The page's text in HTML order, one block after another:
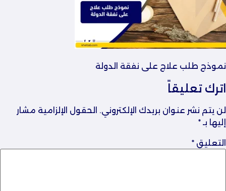
نموذج طلب علاج على نفقة الدولة
اترك تعليقاً
لن يتم نشر عنوان بريدك الإلكتروني. الحقول الإلزامية مشار
إليها بـ *
التعليق *